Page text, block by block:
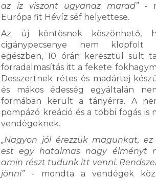
az íz viszont ugyanaz marad”-
Európa fit Hévíz séf helyettese.
Az új köntösnek köszönhető,
cigánypecsenye nem klopfolt
egészben, 10 órán keresztül sült
forradalmasítás itt a fekete
Desszertnek rétes és madártej
és mákos édesség egyáltalán
formában került a tányérra. A
pompázó kreáció és a többi fogás is
vendégeknek.
„Nagyon jól érezzük magunkat,
est egy hatalmas nagy élményt
amin részt tudunk itt venni.
jönni”- mondta a vendégek